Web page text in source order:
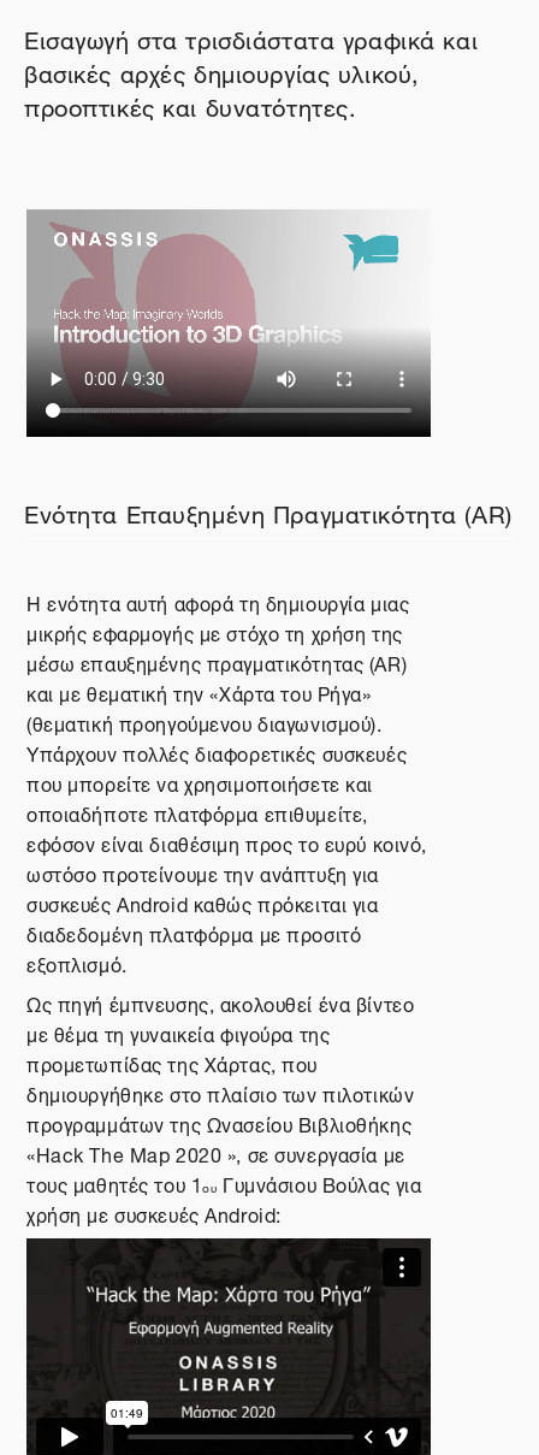
Εισαγωγή στα τρισδιάστατα γραφικά και
βασικές αρχές δημιουργίας υλικού,
προοπτικές και δυνατότητες.
Ενότητα Επαυξημένη Πραγματικότητα (AR)
Η ενότητα αυτή αφορά τη δημιουργία μιας
μικρής εφαρμογής με στόχο τη χρήση της
μέσω επαυξημένης πραγματικότητας (AR)
και με θεματική την «Χάρτα του Ρήγα»
(θεματική προηγούμενου διαγωνισμού).
Υπάρχουν πολλές διαφορετικές συσκευές
που μπορείτε να χρησιμοποιήσετε και
οποιαδήποτε πλατφόρμα επιθυμείτε,
εφόσον είναι διαθέσιμη προς το ευρύ κοινό,
ωστόσο προτείνουμε την ανάπτυξη για
συσκευές Android καθώς πρόκειται για
διαδεδομένη πλατφόρμα με προσιτό
εξοπλισμό.
Ως πηγή έμπνευσης, ακολουθεί ένα βίντεο
με θέμα τη γυναικεία φιγούρα της
προμετωπίδας της Χάρτας, που
δημιουργήθηκε στο πλαίσιο των πιλοτικών
προγραμμάτων της Ωνασείου Βιβλιοθήκης
«Hack The Map 2020 », σε συνεργασία με
τους μαθητές του 1ου Γυμνάσιου Βούλας για
χρήση με συσκευές Android: